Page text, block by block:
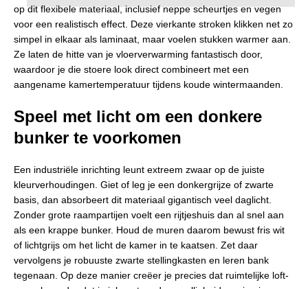
op dit flexibele materiaal, inclusief neppe scheurtjes en vegen
voor een realistisch effect. Deze vierkante stroken klikken net zo
simpel in elkaar als laminaat, maar voelen stukken warmer aan.
Ze laten de hitte van je vloerverwarming fantastisch door,
waardoor je die stoere look direct combineert met een
aangename kamertemperatuur tijdens koude wintermaanden.
Speel met licht om een donkere
bunker te voorkomen
Een industriële inrichting leunt extreem zwaar op de juiste
kleurverhoudingen. Giet of leg je een donkergrijze of zwarte
basis, dan absorbeert dit materiaal gigantisch veel daglicht.
Zonder grote raampartijen voelt een rijtjeshuis dan al snel aan
als een krappe bunker. Houd de muren daarom bewust fris wit
of lichtgrijs om het licht de kamer in te kaatsen. Zet daar
vervolgens je robuuste zwarte stellingkasten en leren bank
tegenaan. Op deze manier creëer je precies dat ruimtelijke loft-